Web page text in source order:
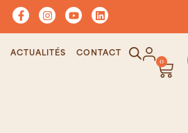
ACTUALITÉS CONTACT
0